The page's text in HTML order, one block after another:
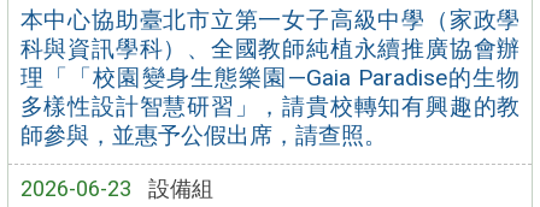
本中心協助臺北市立第一女子高級中學（家政學
科與資訊學科）、全國教師純植永續推廣協會辦
理「「校園變身生態樂園—Gaia Paradise的生物
多樣性設計智慧研習」，請貴校轉知有興趣的教
師參與，並惠予公假出席，請查照。
2026-06-23 設備組